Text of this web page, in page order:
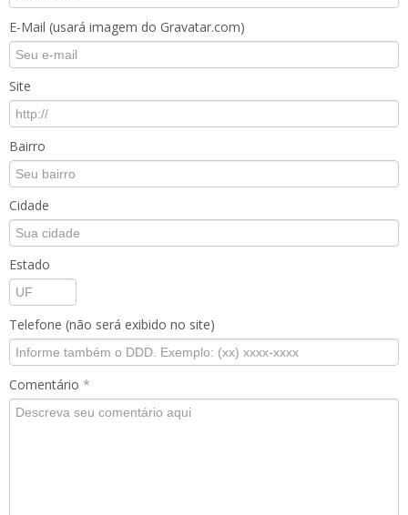
E-Mail (usará imagem do Gravatar.com)
Site
Bairro
Cidade
Estado
Telefone (não será exibido no site)
Comentário *